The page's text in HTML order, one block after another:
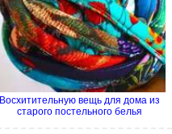
Восхитительную вещь для дома из
старого постельного белья